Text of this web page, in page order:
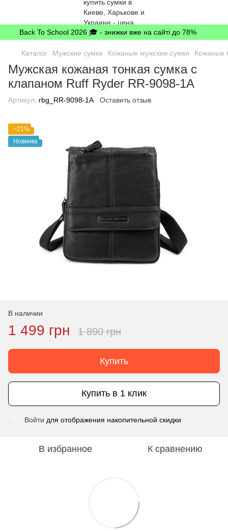
Back To School 2026 🎓 - знижки вже на сайті до 78%
Каталог Мужские сумки Кожаные мужские сумки Кожаные
Мужская кожаная тонкая сумка с
клапаном Ruff Ryder RR-9098-1A
Артикул: rbg_RR-9098-1A Оставить отзыв
−21%
Новинка
В наличии
1 499 грн 1 890 грн
Купить
Купить в 1 клик
Войти для отображения накопительной скидки
В избранное К сравнению